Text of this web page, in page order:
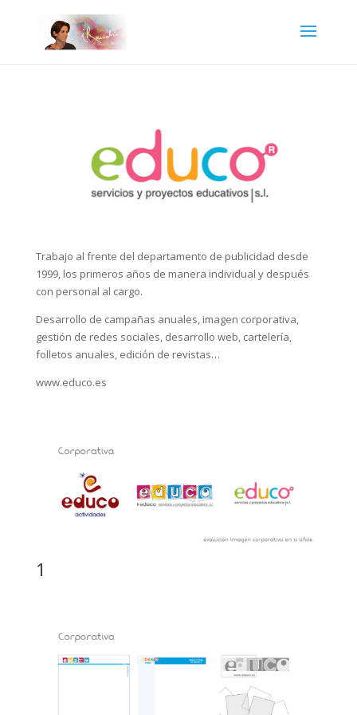
Trabajo al frente del departamento de publicidad desde
1999, los primeros años de manera individual y después
con personal al cargo.
Desarrollo de campañas anuales, imagen corporativa,
gestión de redes sociales, desarrollo web, cartelería,
folletos anuales, edición de revistas…
www.educo.es
1